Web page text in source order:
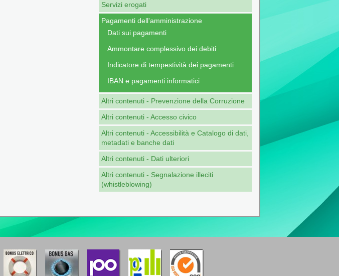
Servizi erogati
Pagamenti dell'amministrazione
Dati sui pagamenti
Ammontare complessivo dei debiti
Indicatore di tempestività dei pagamenti
IBAN e pagamenti informatici
Altri contenuti - Prevenzione della Corruzione
Altri contenuti - Accesso civico
Altri contenuti - Accessibilità e Catalogo di dati,
metadati e banche dati
Altri contenuti - Dati ulteriori
Altri contenuti - Segnalazione illeciti
(whistleblowing)